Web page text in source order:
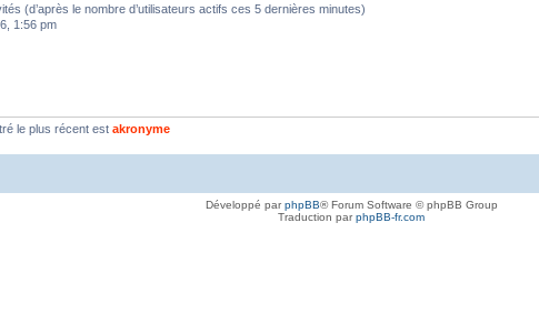
(d’après le nombre d’utilisateurs actifs ces 5 dernières minutes)
1:56 pm
le plus récent est akronyme
Développé parphpBB® Forum Software © phpBB Group
Traduction parphpBB-fr.com